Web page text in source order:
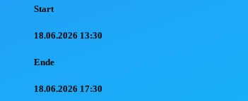
Start
18.06.2026 13:30
Ende
18.06.2026 17:30